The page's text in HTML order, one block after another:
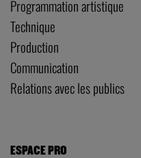
Programmation artistique
Technique
Production
Communication
Relations avec les publics
ESPACE PRO